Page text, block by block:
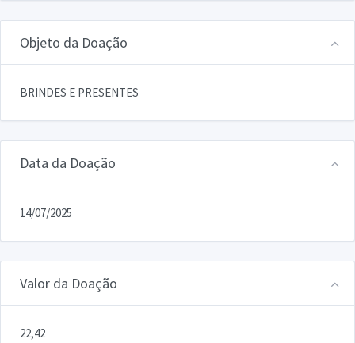
Objeto da Doação
BRINDES E PRESENTES
Data da Doação
14/07/2025
Valor da Doação
22,42